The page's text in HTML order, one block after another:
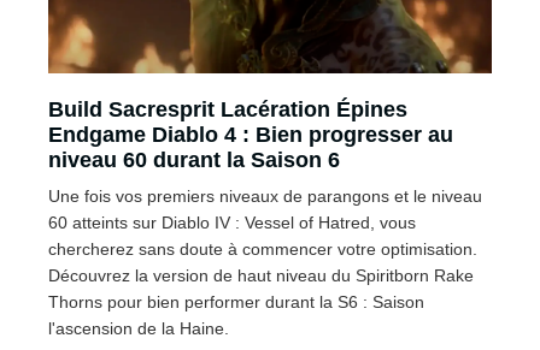
Build Sacresprit Lacération Épines
Endgame Diablo 4 : Bien progresser au
niveau 60 durant la Saison 6
Une fois vos premiers niveaux de parangons et le niveau
60 atteints sur Diablo IV : Vessel of Hatred, vous
chercherez sans doute à commencer votre optimisation.
Découvrez la version de haut niveau du Spiritborn Rake
Thorns pour bien performer durant la S6 : Saison
l'ascension de la Haine.